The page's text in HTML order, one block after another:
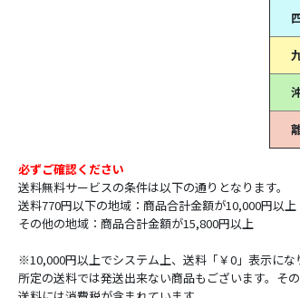
必ずご確認ください
送料無料サービスの条件は以下の通りとなります。
送料770円以下の地域：商品合計金額が10,000円以上
その他の地域：商品合計金額が15,800円以上
※10,000円以上でシステム上、送料「￥0」表示にな
所定の送料では発送出来ない商品もございます。そ